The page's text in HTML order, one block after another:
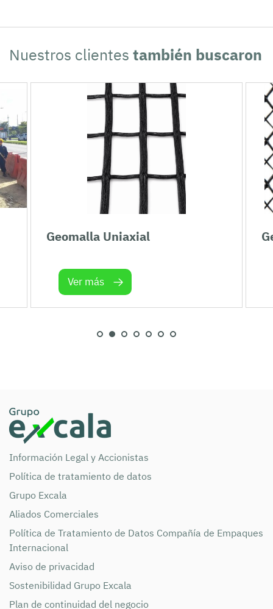
Nuestros clientes también buscaron
Geomalla Uniaxial
Ver más
Información Legal y Accionistas
Política de tratamiento de datos
Grupo Excala
Aliados Comerciales
Política de Tratamiento de Datos Compañía de Empaques
Internacional
Aviso de privacidad
Sostenibilidad Grupo Excala
Plan de continuidad del negocio